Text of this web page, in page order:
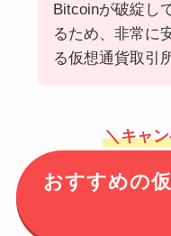
Bitcoinが破綻し
るため、非常に
る仮想通貨取引
＼キャ
おすすめの